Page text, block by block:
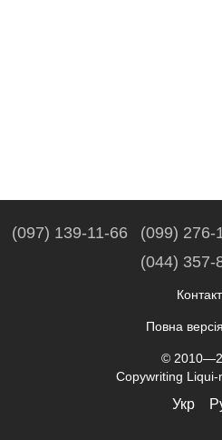
(097) 139-11-66 (099) 276-
(044) 357-
Повна
©
Copywriting Liqui-
Укр